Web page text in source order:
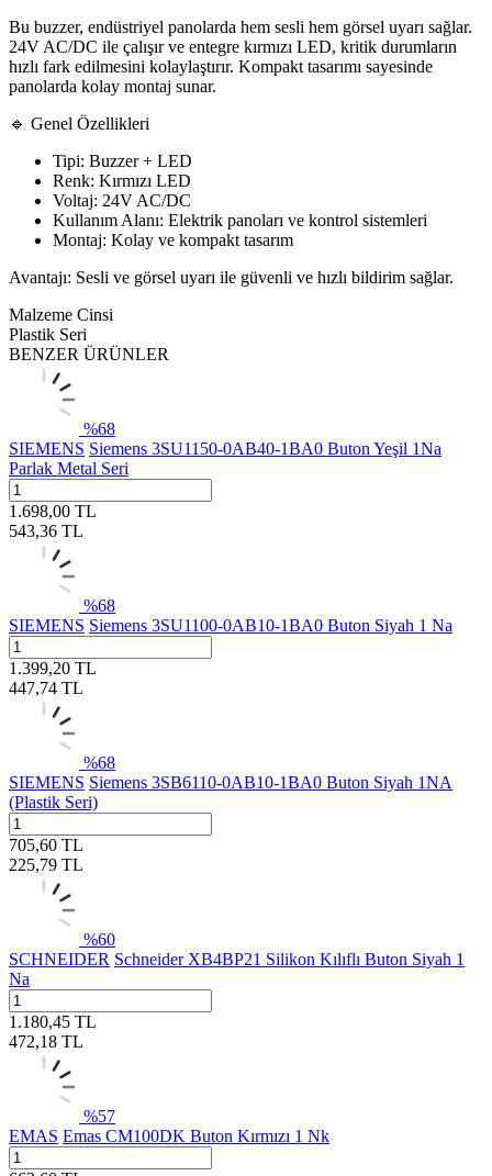
Bu buzzer, endüstriyel panolarda hem sesli hem görsel uyarı sağlar.
24V AC/DC ile çalışır ve entegre kırmızı LED, kritik durumların
hızlı fark edilmesini kolaylaştırır. Kompakt tasarımı sayesinde
panolarda kolay montaj sunar.
🔹 Genel Özellikleri
Tipi: Buzzer + LED
Renk: Kırmızı LED
Voltaj: 24V AC/DC
Kullanım Alanı: Elektrik panoları ve kontrol sistemleri
Montaj: Kolay ve kompakt tasarım
Avantajı: Sesli ve görsel uyarı ile güvenli ve hızlı bildirim sağlar.
Malzeme Cinsi
Plastik Seri
BENZER ÜRÜNLER
%68
SIEMENS Siemens 3SU1150-0AB40-1BA0 Buton Yeşil 1Na
Parlak Metal Seri
1.698,00 TL
543,36 TL
%68
SIEMENS Siemens 3SU1100-0AB10-1BA0 Buton Siyah 1 Na
1.399,20 TL
447,74 TL
%68
SIEMENS Siemens 3SB6110-0AB10-1BA0 Buton Siyah 1NA
(Plastik Seri)
705,60 TL
225,79 TL
%60
SCHNEIDER Schneider XB4BP21 Silikon Kılıflı Buton Siyah 1
Na
1.180,45 TL
472,18 TL
%57
EMAS Emas CM100DK Buton Kırmızı 1 Nk